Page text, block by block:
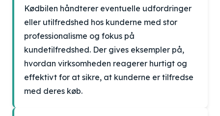
Kødbilen håndterer eventuelle udfordringer
eller utilfredshed hos kunderne med stor
professionalisme og fokus på
kundetilfredshed. Der gives eksempler på,
hvordan virksomheden reagerer hurtigt og
effektivt for at sikre, at kunderne er tilfredse
med deres køb.